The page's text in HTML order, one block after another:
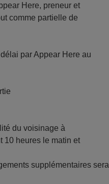
Here, preneur et
comme partielle de
par Appear Here au
du voisinage à
10 heures le matin et
supplémentaires sera